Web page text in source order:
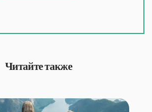
Читайте также